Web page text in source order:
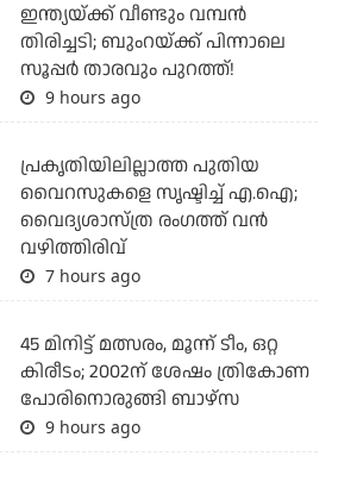
ഇന്ത്യയ്ക്ക് വീണ്ടും വമ്പന്‍
തിരിച്ചടി; ബുംറയ്ക്ക് പിന്നാലെ
സൂപ്പര്‍ താരവും പുറത്ത്!
9 hours ago
പ്രകൃതിയിലില്ലാത്ത പുതിയ
വൈറസുകളെ സൃഷ്ടിച്ച് എ.ഐ;
വൈദ്യശാസ്ത്ര രംഗത്ത് വന്‍
വഴിത്തിരിവ്
7 hours ago
45 മിനിട്ട് മത്സരം, മൂന്ന് ടീം, ഒറ്റ
കിരീടം; 2002ന് ശേഷം ത്രികോണ
പോരിനൊരുങ്ങി ബാഴ്‌സ
9 hours ago